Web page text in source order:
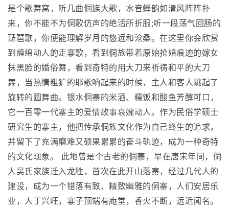
是个歌舞窝，听几曲侗族大歌，水音蝉韵如清风阵阵扑
来，你不能不为侗歌仿声的绝活所折服;听一段荡气回肠的
琵琶歌，你便能理解岁月的悠远和沧桑。在这里你会欣赏
到缠绵动人的走寨歌，看到侗族带着原始抢婚痕迹的嫁女
抹黑脸的婚俗舞，看到奇特的用大刀来祈祷和平的大刀
舞，当热情粗犷的耶歌响起来的时候，主人和客人跳起了
旋转的圆舞曲。银水侗寨的米酒、糯饭和酸鱼芳醇可口，
它一百零一代寨主的爱情故事哀婉动人。作为民俗学硕士
研究生的寨主，他把传承侗族文化作为自己终生的追求，
并留下了充满磨难又硕果累累的奋斗轨迹，成为一种奇特
的文化现象。 此地曾是个古老的侗寨，早在唐宋年间，侗
人吴氏家族迁入龙胜，首次在此开山落寨，经过几代人的
建设，成为一个错落有致、精致幽雅的侗寨，人们安居乐
业，人丁兴旺，寨子顶端有庵堂，香火不断，远近闻名。